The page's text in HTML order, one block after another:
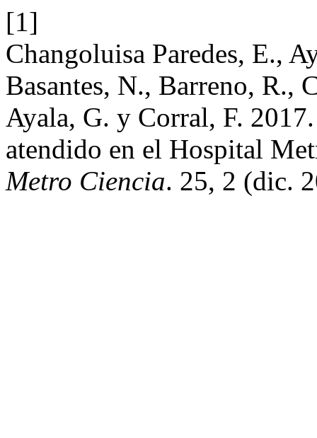
[1]
Changoluisa Paredes, E.,
Basantes, N., Barreno, R.,
Ayala, G. y Corral, F.
atendido en el Hospital
Metro Ciencia. 25, 2 (dic.